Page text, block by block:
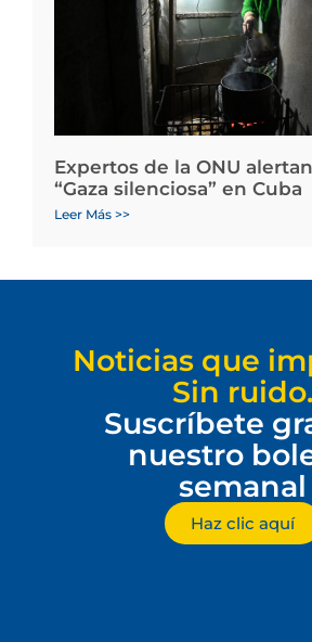
Expertos de la ONU
“Gaza silenciosa” en Cuba
Leer Más >>
Noticias que
Sin ruido.
Suscríbete
nuestro
semanal
Haz clic aquí